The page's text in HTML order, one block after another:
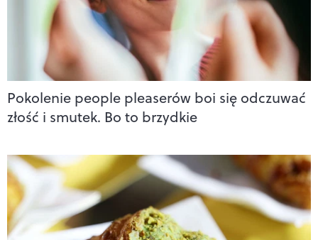
Pokolenie people pleaserów boi się odczuwać
złość i smutek. Bo to brzydkie